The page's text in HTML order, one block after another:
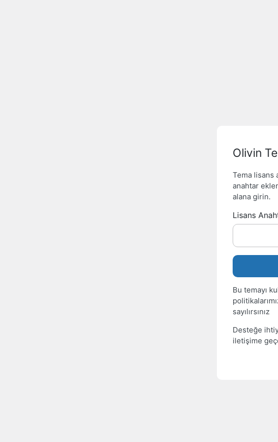
Olivin
Tema lisans
anahtar
alana girin.
Lisans
Bu temayı
sayılırsınız
Desteğe
iletişime